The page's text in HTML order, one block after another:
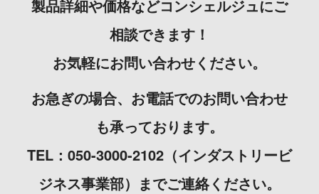
製品詳細や価格などコンシェルジュにご
相談できます！
お気軽にお問い合わせください。
お急ぎの場合、お電話でのお問い合わせ
も承っております。
TEL：050-3000-2102（インダストリービ
ジネス事業部）までご連絡ください。